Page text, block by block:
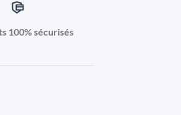
100% sécurisés